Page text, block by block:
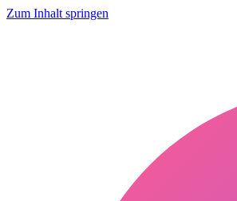
Zum Inhalt springen